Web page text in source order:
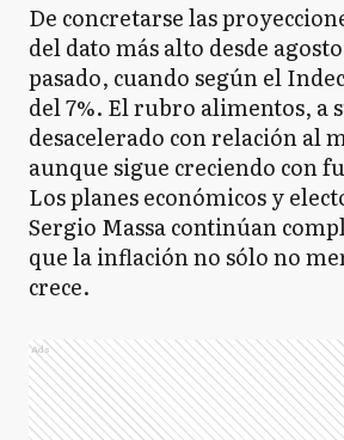
De concretarse las
del dato más alto desde
pasado, cuando según el
del 7%. El rubro alimentos, a
desacelerado con relación al
aunque sigue creciendo con
Los planes económicos y
Sergio Massa continúan
que la inflación no sólo no
crece.
Ads